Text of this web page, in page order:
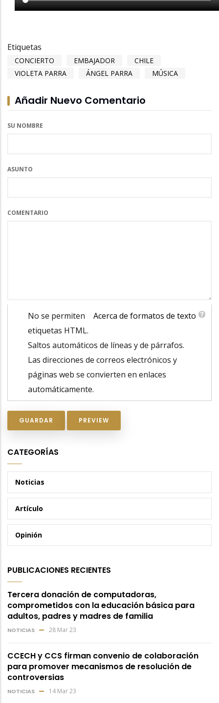
Etiquetas
CONCIERTO EMBAJADOR
CHILE
VIOLETA PARRA
ÁNGEL PARRA MÚSICA
Añadir Nuevo Comentario
SU NOMBRE
ASUNTO
COMENTARIO
Acerca de formatos de texto
No se permiten
etiquetas HTML.
Saltos automáticos de líneas y de párrafos.
Las direcciones de correos electrónicos y
páginas web se convierten en enlaces
automáticamente.
CATEGORÍAS
Noticias
Artículo
Opinión
PUBLICACIONES RECIENTES
Tercera donación de computadoras,
comprometidos con la educación básica para
adultos, padres y madres de familia
NOTICIAS 28 Mar 23
CCECH y CCS firman convenio de colaboración
para promover mecanismos de resolución de
controversias
NOTICIAS 14 Mar 23